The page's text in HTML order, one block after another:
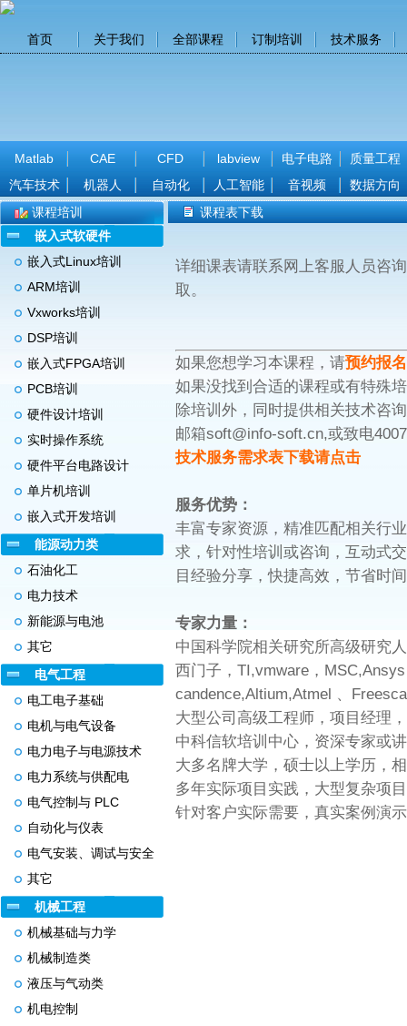
首页 关于我们 全部课程 订制培训 技术服务
Matlab CAE CFD labview 电子电路
质量工程
汽车技术
机器人 自动化 人工智能 音视频
数据方向
课程培训
嵌入式软硬件
嵌入式Linux培训
ARM培训
Vxworks培训
DSP培训
嵌入式FPGA培训
PCB培训
硬件设计培训
实时操作系统
硬件平台电路设计
单片机培训
嵌入式开发培训
能源动力类
石油化工
电力技术
新能源与电池
其它
电气工程
电工电子基础
电机与电气设备
电力电子与电源技术
电力系统与供配电
电气控制与 PLC
自动化与仪表
电气安装、调试与安全
其它
机械工程
机械基础与力学
机械制造类
液压与气动类
机电控制
课程表下载
详细课表请联系网上客服人员咨
取。
如果您想学习本课程，请预约报名
如果没找到合适的课程或有特殊
除培训外，同时提供相关技术咨
邮箱soft@info-soft.cn,或致电
技术服务需求表下载请点击
服务优势：
丰富专家资源，精准匹配相关行
求，针对性培训或咨询，互动式
目经验分享，快捷高效，节省时
专家力量：
中国科学院相关研究所高级研究
西门子，TI,vmware，
candence,Altium,Atmel 、
大型公司高级工程师，项目经理
中科信软培训中心，资深专家或
大多名牌大学，硕士以上学历，
多年实际项目实践，大型复杂项
针对客户实际需要，真实案例演